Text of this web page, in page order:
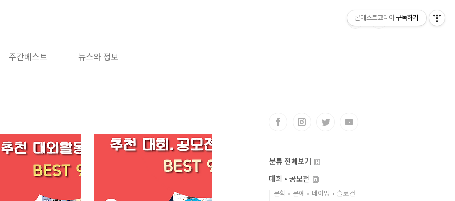
주간베스트 뉴스와 정보
분류 전체보기
대회 • 공모전
문학 • 문예 • 네이밍 • 슬로건
콘테스트코리아 구독하기